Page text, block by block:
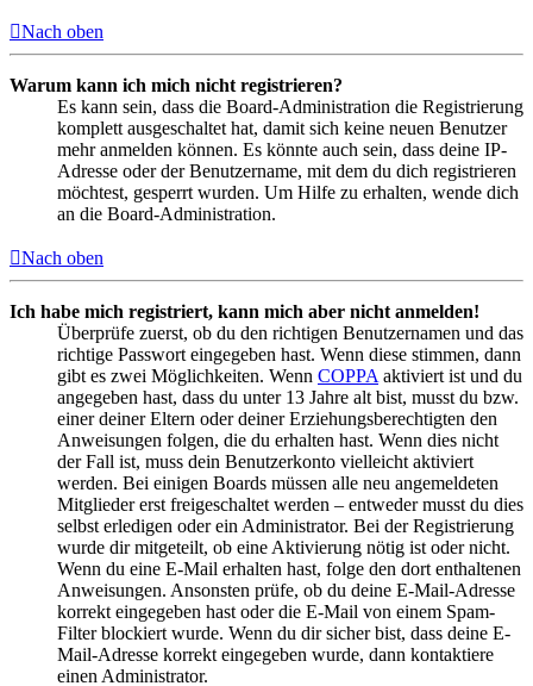
Nach oben
Warum kann ich mich nicht registrieren?
Es kann sein, dass die Board-Administration die Registrierung
komplett ausgeschaltet hat, damit sich keine neuen Benutzer
mehr anmelden können. Es könnte auch sein, dass deine IP-
Adresse oder der Benutzername, mit dem du dich registrieren
möchtest, gesperrt wurden. Um Hilfe zu erhalten, wende dich
an die Board-Administration.
Nach oben
Ich habe mich registriert, kann mich aber nicht anmelden!
Überprüfe zuerst, ob du den richtigen Benutzernamen und das
richtige Passwort eingegeben hast. Wenn diese stimmen, dann
gibt es zwei Möglichkeiten. Wenn COPPA aktiviert ist und du
angegeben hast, dass du unter 13 Jahre alt bist, musst du bzw.
einer deiner Eltern oder deiner Erziehungsberechtigten den
Anweisungen folgen, die du erhalten hast. Wenn dies nicht
der Fall ist, muss dein Benutzerkonto vielleicht aktiviert
werden. Bei einigen Boards müssen alle neu angemeldeten
Mitglieder erst freigeschaltet werden – entweder musst du dies
selbst erledigen oder ein Administrator. Bei der Registrierung
wurde dir mitgeteilt, ob eine Aktivierung nötig ist oder nicht.
Wenn du eine E-Mail erhalten hast, folge den dort enthaltenen
Anweisungen. Ansonsten prüfe, ob du deine E-Mail-Adresse
korrekt eingegeben hast oder die E-Mail von einem Spam-
Filter blockiert wurde. Wenn du dir sicher bist, dass deine E-
Mail-Adresse korrekt eingegeben wurde, dann kontaktiere
einen Administrator.